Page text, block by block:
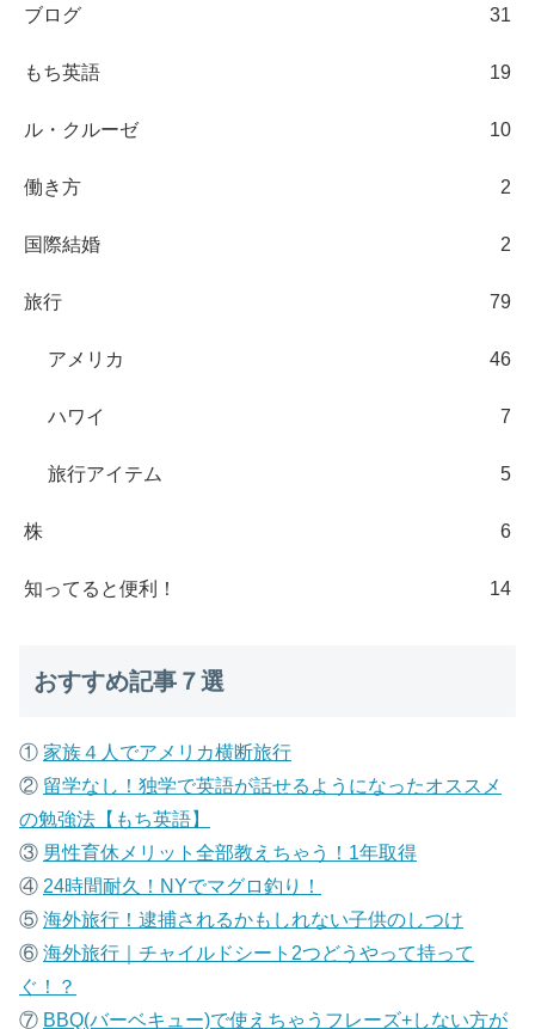
ブログ 31
もち英語 19
ル・クルーゼ 10
働き方 2
国際結婚 2
旅行 79
アメリカ 46
ハワイ 7
旅行アイテム 5
株 6
知ってると便利！ 14
おすすめ記事７選
① 家族４人でアメリカ横断旅行
② 留学なし！独学で英語が話せるようになったオススメ
の勉強法【もち英語】
③ 男性育休メリット全部教えちゃう！1年取得
④ 24時間耐久！NYでマグロ釣り！
⑤ 海外旅行！逮捕されるかもしれない子供のしつけ
⑥ 海外旅行｜チャイルドシート2つどうやって持って
ぐ！？
⑦ BBQ(バーベキュー)で使えちゃうフレーズ+しない方が